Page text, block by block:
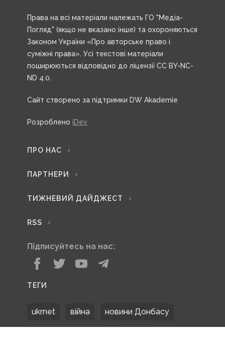
Права на всі матеріали належать ГО "Медіа-
Погляд" (якщо не вказано інше) та охороняються
Законом України «Про авторське право і
суміжні права». Усі текстові матеріали
поширюються відповідно до ліцензії CC BY-NC-
ND 4.0.
Сайт створено за підтримки DW Akademie
Розроблено iDev
ПРО НАС
ПАРТНЕРИ
ТИЖНЕВИЙ ДАЙДЖЕСТ
RSS
Підписуйтесь на нас:
ТЕГИ
ukrnet війна новини Донбасу